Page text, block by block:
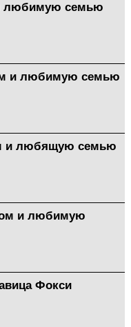
любимую семью
и любимую семью
и любящую семью
и любимую
Фокси